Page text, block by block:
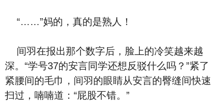
“……”妈的，真的是熟人！
间羽在报出那个数字后，脸上的冷笑越来越
深。“学号37的安言同学还想反驳什么吗？”紧了
紧腰间的毛巾，间羽的眼睛从安言的臀缝间快速
扫过，喃喃道：“屁股不错。”